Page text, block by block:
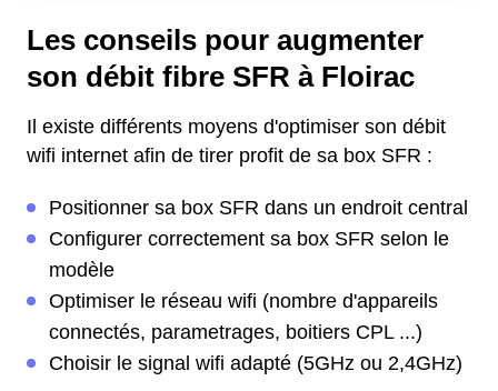
Les conseils pour augmenter
son débit fibre SFR à Floirac
Il existe différents moyens d'optimiser son débit
wifi internet afin de tirer profit de sa box SFR :
Positionner sa box SFR dans un endroit central
Configurer correctement sa box SFR selon le
modèle
Optimiser le réseau wifi (nombre d'appareils
connectés, parametrages, boitiers CPL ...)
Choisir le signal wifi adapté (5GHz ou 2,4GHz)